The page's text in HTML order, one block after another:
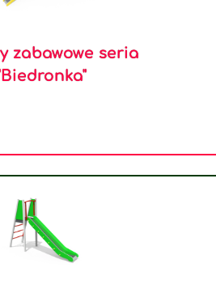
zabawowe seria